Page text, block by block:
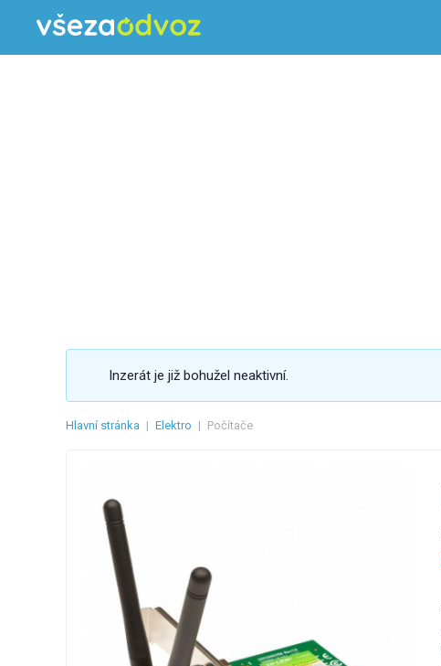
Inzerát je již bohužel neaktivní.
Hlavní stránka | Elektro | Počítače